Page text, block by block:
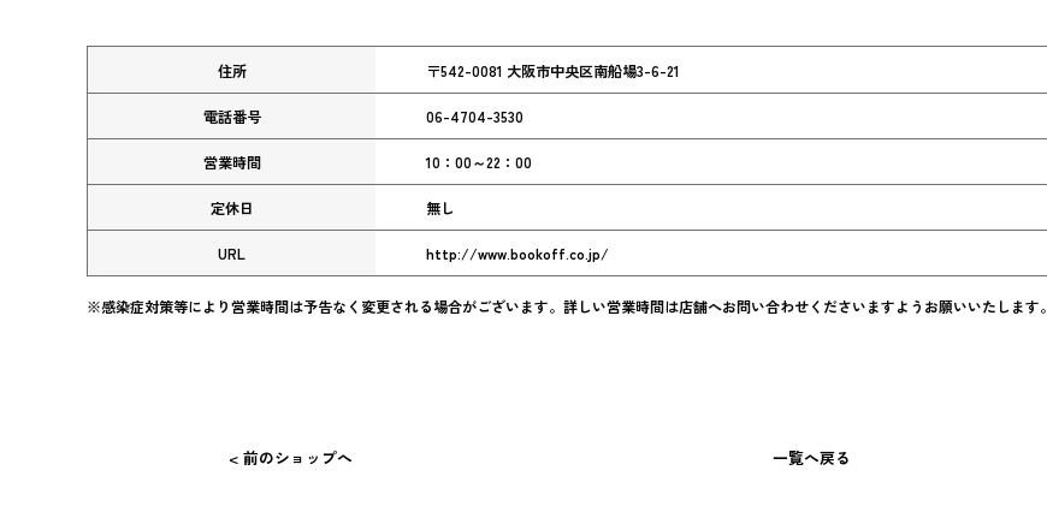
住所 〒542-0081 大阪市中央区南船場3-6-21
電話番号 06-4704-3530
営業時間 10：00～22：00
定休日 無し
URL http://www.bookoff.co.jp/
※感染症対策等により営業時間は予告なく変更される場合がございます。詳しい営業時間は店舗へお問い合わせくださいますようお願いいたします。
< 前のショップへ 一覧へ戻る